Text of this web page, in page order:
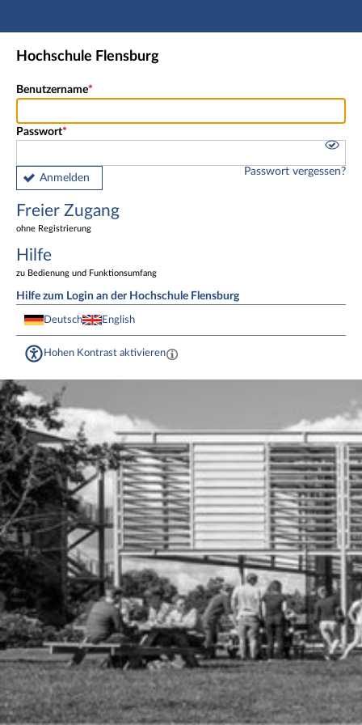
Hauptnavigation
Freier Zugang
Fußzeile
Hochschule Flensburg
Benutzername
Passwort
Anmelden
Passwort vergessen?
Freier Zugang
ohne Registrierung
Hilfe
zu Bedienung und Funktionsumfang
Hilfe zum Login an der Hochschule Flensburg
Deutsch English
Hohen Kontrast aktivieren